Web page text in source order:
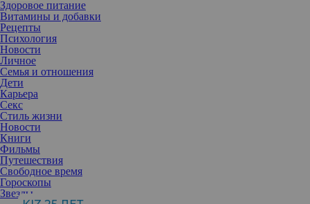
Здоровое питание
Витамины и добавки
Рецепты
Психология
Новости
Личное
Семья и отношения
Дети
Карьера
Секс
Стиль жизни
Новости
Книги
Фильмы
Путешествия
Свободное время
Гороскопы
Звезды
Как превратить захламленный дом в просторное и эстетичное
пространство, из которого не захочется уходить? Не так сложно,
как кажется.
Со временем многие начинают замечать, что места в доме
становится все меньше и меньше. Появляются новые предметы
быта, тумбочки, элементы декора. Если в доме становится
некомфортно, а комнаты выглядят загроможденными, то настало
время заняться организацией пространства. Даже маленькое
помещение можно визуально расширить настолько, что любой